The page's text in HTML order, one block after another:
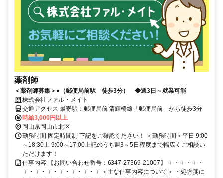
薬剤師
＜薬剤師募集＞●（郵便局前駅 徒歩3分） ◆週3日～就業可能
株式会社ファル・メイト
交通アクセス 最寄駅：郵便局前 清輝橋線「郵便局前」から徒歩3分
時給3,000円以上
岡山県岡山市北区
勤務時間 固定時間制 下記をご確認ください！ ＜勤務時間＞平日 9:00
～18:30土 9:00～17:00上記のうち週3～5日程度まで幅広くご相談い
ただけます！
仕事内容 【お問い合わせ番号：6347-27369-21007】 ＋・＋・＋・
＋・＋・＋・＋・＋・＋・＋ ＜主な仕事内容について＞ ・処方箋に